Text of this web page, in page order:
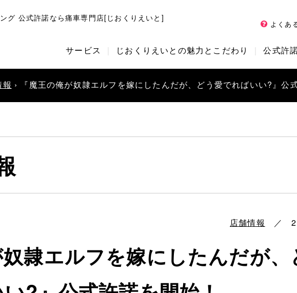
グ 公式許諾なら痛車専門店[じおくりえいと]
よくあ
サービス じおくりえいとの魅力とこだわり 公式許
報 › 『魔王の俺が奴隷エルフを嫁にしたんだが、どう愛でればいい?』公
店舗情報 ／
奴隷エルフを嫁にしたんだが、